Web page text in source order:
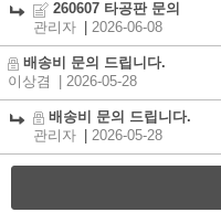
260607 타공판 문의
관리자
2026-06-08
배송비 문의 드립니다.
이상겸
| 2026-05-28
배송비 문의 드립니다.
관리자
2026-05-28